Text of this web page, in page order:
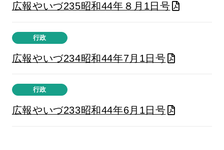
広報やいづ235昭和44年８月1日号
行政
広報やいづ234昭和44年7月1日号
行政
広報やいづ233昭和44年6月1日号